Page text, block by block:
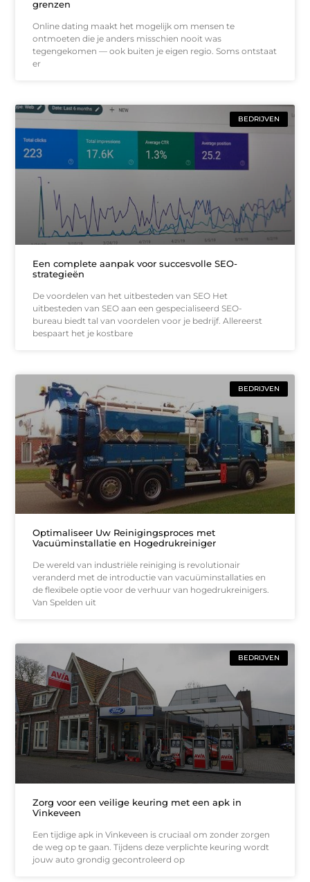
grenzen
Online dating maakt het mogelijk om mensen te
ontmoeten die je anders misschien nooit was
tegengekomen — ook buiten je eigen regio. Soms ontstaat
er
BEDRIJVEN
Een complete aanpak voor succesvolle SEO-
strategieën
De voordelen van het uitbesteden van SEO Het
uitbesteden van SEO aan een gespecialiseerd SEO-
bureau biedt tal van voordelen voor je bedrijf. Allereerst
bespaart het je kostbare
BEDRIJVEN
Optimaliseer Uw Reinigingsproces met
Vacuüminstallatie en Hogedrukreiniger
De wereld van industriële reiniging is revolutionair
veranderd met de introductie van vacuüminstallaties en
de flexibele optie voor de verhuur van hogedrukreinigers.
Van Spelden uit
BEDRIJVEN
Zorg voor een veilige keuring met een apk in
Vinkeveen
Een tijdige apk in Vinkeveen is cruciaal om zonder zorgen
de weg op te gaan. Tijdens deze verplichte keuring wordt
jouw auto grondig gecontroleerd op